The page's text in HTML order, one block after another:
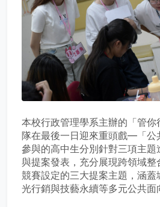
本校行政管理學系主辦的「管你
隊在最後一日迎來重頭戲—「公
參與的高中生分別針對三項主題
與提案發表，充分展現跨領域整
競賽設定的三大提案主題，涵蓋
光行銷與技藝永續等多元公共面